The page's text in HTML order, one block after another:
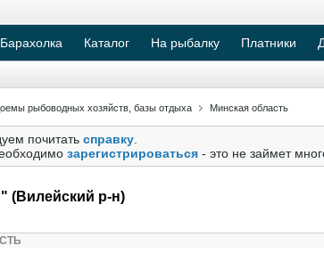
Барахолка Каталог На рыбалку Платники
рыбоводных хозяйств, базы отдыха Минская область
почитать справку
зарегистрироваться - это не займет
р-н)